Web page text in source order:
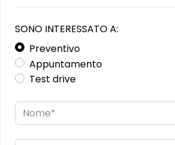
SONO INTERESSATO A:
Preventivo
Appuntamento
Test drive